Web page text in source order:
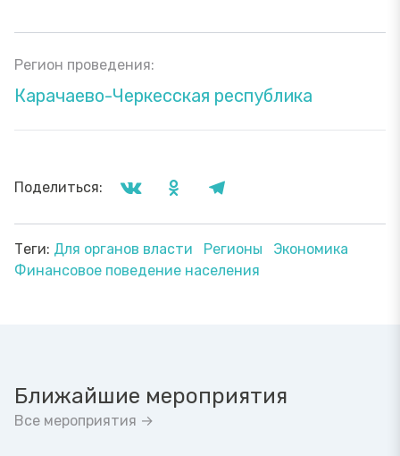
Регион проведения:
Карачаево-Черкесская республика
Поделиться:
Теги: Для органов власти Регионы
Экономика
Финансовое поведение населения
Ближайшие мероприятия
Все мероприятия →